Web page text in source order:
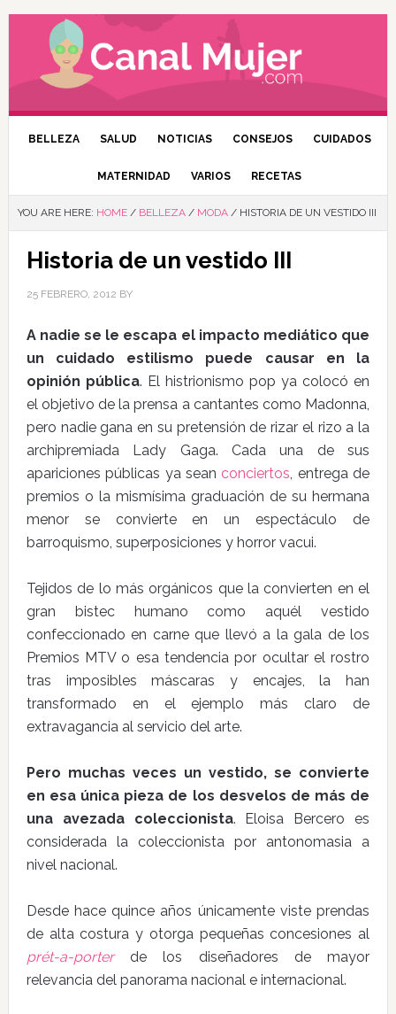
BELLEZA SALUD NOTICIAS CONSEJOS CUIDADOS
MATERNIDAD VARIOS RECETAS
YOU ARE HERE: HOME / BELLEZA / MODA /HISTORIA DE UN VESTIDO III
Historia de un vestido III
25 FEBRERO, 2012 BY
A nadie se le escapa el impacto mediático que
un cuidado estilismo puede causar en la
opinión pública. El histrionismo pop ya colocó en
el objetivo de la prensa a cantantes como Madonna,
pero nadie gana en su pretensión de rizar el rizo a la
archipremiada Lady Gaga. Cada una de sus
apariciones públicas ya sean conciertos, entrega de
premios o la mismísima graduación de su hermana
menor se convierte en un espectáculo de
barroquismo, superposiciones y horror vacui.
Tejidos de lo más orgánicos que la convierten en el
gran bistec humano como aquél vestido
confeccionado en carne que llevó a la gala de los
Premios MTV o esa tendencia por ocultar el rostro
tras imposibles máscaras y encajes, la han
transformado en el ejemplo más claro de
extravagancia al servicio del arte.
Pero muchas veces un vestido, se convierte
en esa única pieza de los desvelos de más de
una avezada coleccionista. Eloisa Bercero es
considerada la coleccionista por antonomasia a
nivel nacional.
Desde hace quince años únicamente viste prendas
de alta costura y otorga pequeñas concesiones al
prét-a-porterde los diseñadores de mayor
relevancia del panorama nacional e internacional.